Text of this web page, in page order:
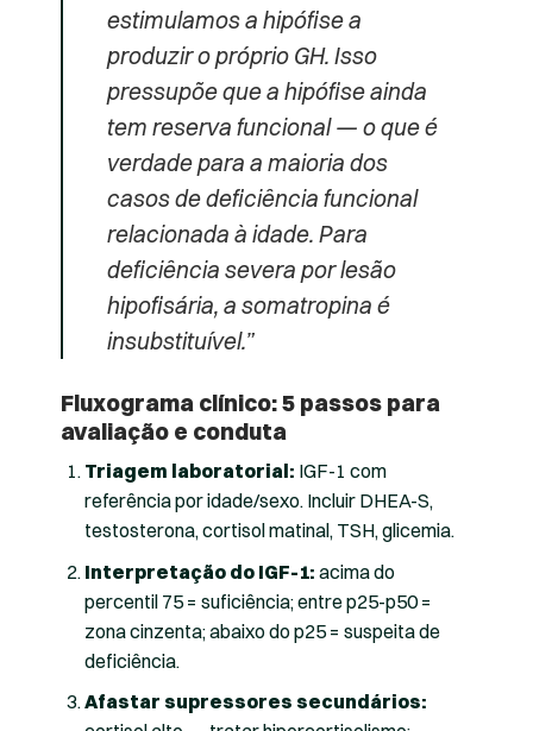
estimulamos a hipófise a
produzir o próprio GH. Isso
pressupõe que a hipófise ainda
tem reserva funcional — o que é
verdade para a maioria dos
casos de deficiência funcional
relacionada à idade. Para
deficiência severa por lesão
hipofisária, a somatropina é
insubstituível.”
Fluxograma clínico: 5 passos para
avaliação e conduta
Triagem laboratorial: IGF-1 com
referência por idade/sexo. Incluir DHEA-S,
testosterona, cortisol matinal, TSH, glicemia.
Interpretação do IGF-1: acima do
percentil 75 = suficiência; entre p25-p50 =
zona cinzenta; abaixo do p25 = suspeita de
deficiência.
Afastar supressores secundários: